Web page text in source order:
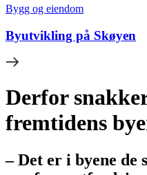
Bygg og eiendom
Byutvikling på Skøyen
Derfor
fremtidens
– Det er i byene de